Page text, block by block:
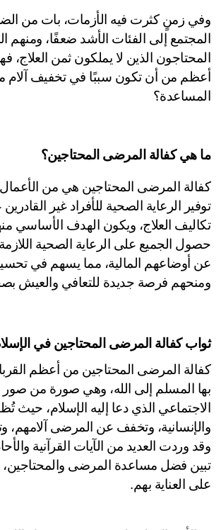
هي كفالة المرضى المحتاجين؟
فرصة جديدة للتعافي والعيش
كفالة المرضى المحتاجين في الإسلام
العناية بهم.